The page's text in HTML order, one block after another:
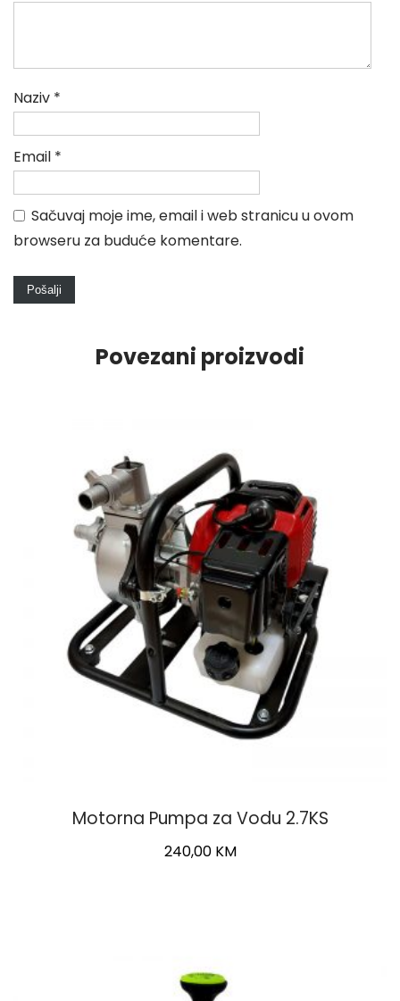
Naziv *
Email *
Sačuvaj moje ime, email i web stranicu u ovom
browseru za buduće komentare.
Povezani proizvodi
Motorna Pumpa za Vodu 2.7KS
240,00 KM